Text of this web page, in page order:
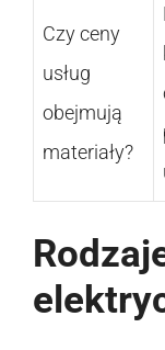
Czy ceny
usług
obejmują
materiały?